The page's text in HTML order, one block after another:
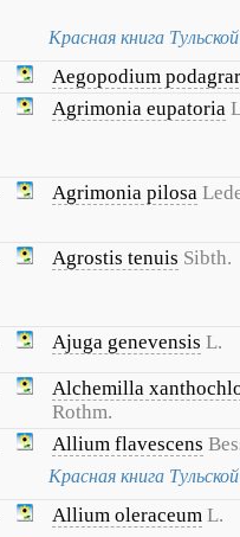
Красная книга
Aegopodium
Agrimonia eupatoria
Agrimonia pilosa
Agrostis tenuis Sibth.
Ajuga genevensis L.
Alchemilla
Rothm.
Allium flavescens
Красная книга
Allium oleraceum L.